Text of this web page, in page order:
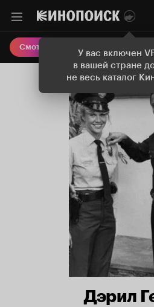
У вас включен
в вашей стране
не весь каталог
Смотреть кино Онлайн-
Дэрил